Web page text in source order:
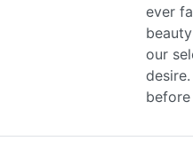
ever
our